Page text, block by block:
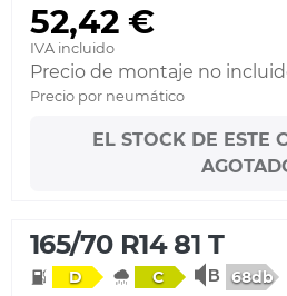
52,42 €
IVA incluido
Precio de montaje no
Precio por neumático
EL STOCK DE ESTE
165/70 R14 81 T
D C 68db